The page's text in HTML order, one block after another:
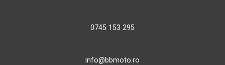
0745 153 295
info@bbmoto.ro